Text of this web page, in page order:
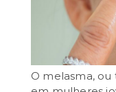
O melasma,